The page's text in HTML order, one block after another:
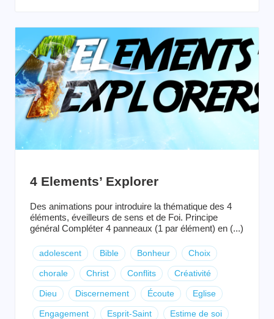
4 Elements’ Explorer
Des animations pour introduire la thématique des 4
éléments, éveilleurs de sens et de Foi. Principe
général Compléter 4 panneaux (1 par élément) en (...)
adolescent Bible Bonheur Choix
chorale Christ Conflits Créativité
Dieu Discernement Écoute Eglise
Engagement Esprit-Saint Estime de soi